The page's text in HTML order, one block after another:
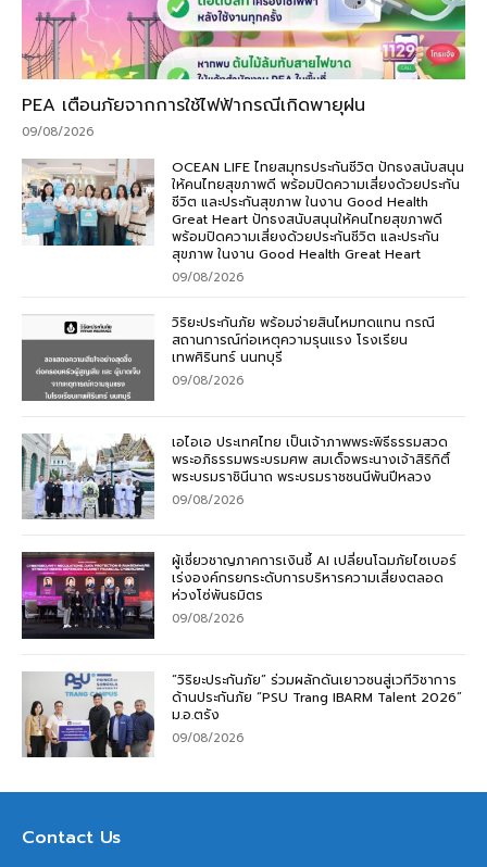
PEA เตือนภัยจากการใช้ไฟฟ้ากรณีเกิดพายุฝน
09/08/2026
OCEAN LIFE ไทยสมุทรประกันชีวิต ปักธงสนับสนุน
ให้คนไทยสุขภาพดี พร้อมปิดความเสี่ยงด้วยประกัน
ชีวิต และประกันสุขภาพ ในงาน Good Health
Great Heart ปักธงสนับสนุนให้คนไทยสุขภาพดี
พร้อมปิดความเสี่ยงด้วยประกันชีวิต และประกัน
สุขภาพ ในงาน Good Health Great Heart
09/08/2026
วิริยะประกันภัย พร้อมจ่ายสินไหมทดแทน กรณี
สถานการณ์ก่อเหตุความรุนแรง โรงเรียน
เทพศิรินทร์ นนทบุรี
09/08/2026
เอไอเอ ประเทศไทย เป็นเจ้าภาพพระพิธีธรรมสวด
พระอภิธรรมพระบรมศพ สมเด็จพระนางเจ้าสิริกิติ์
พระบรมราชินีนาถ พระบรมราชชนนีพันปีหลวง
09/08/2026
ผู้เชี่ยวชาญภาคการเงินชี้ AI เปลี่ยนโฉมภัยไซเบอร์
เร่งองค์กรยกระดับการบริหารความเสี่ยงตลอด
ห่วงโซ่พันธมิตร
09/08/2026
“วิริยะประกันภัย” ร่วมผลักดันเยาวชนสู่เวทีวิชาการ
ด้านประกันภัย “PSU Trang IBARM Talent 2026”
ม.อ.ตรัง
09/08/2026
Contact Us